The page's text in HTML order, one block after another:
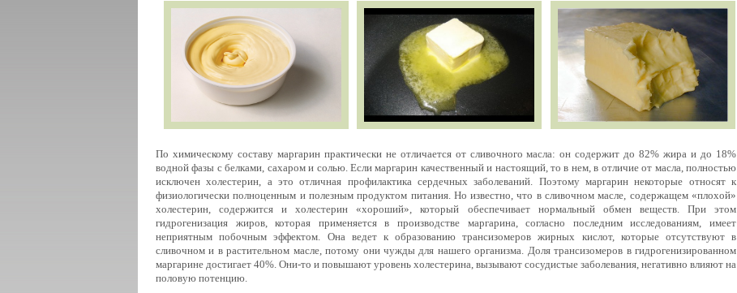
По химическому составу маргарин практически не отличается от сливочного масла: он содержит до 82% жира и до 18%
водной фазы с белками, сахаром и солью. Если маргарин качественный и настоящий, то в нем, в отличие от масла, полностью
исключен холестерин, а это отличная профилактика сердечных заболеваний. Поэтому маргарин некоторые относят к
физиологически полноценным и полезным продуктом питания. Но известно, что в сливочном масле, содержащем «плохой»
холестерин, содержится и холестерин «хороший», который обеспечивает нормальный обмен веществ. При этом
гидрогенизация жиров, которая применяется в производстве маргарина, согласно последним исследованиям, имеет
неприятным побочным эффектом. Она ведет к образованию трансизомеров жирных кислот, которые отсутствуют в
сливочном и в растительном масле, потому они чужды для нашего организма. Доля трансизомеров в гидрогенизированном
маргарине достигает 40%. Они-то и повышают уровень холестерина, вызывают сосудистые заболевания, негативно влияют на
половую потенцию.